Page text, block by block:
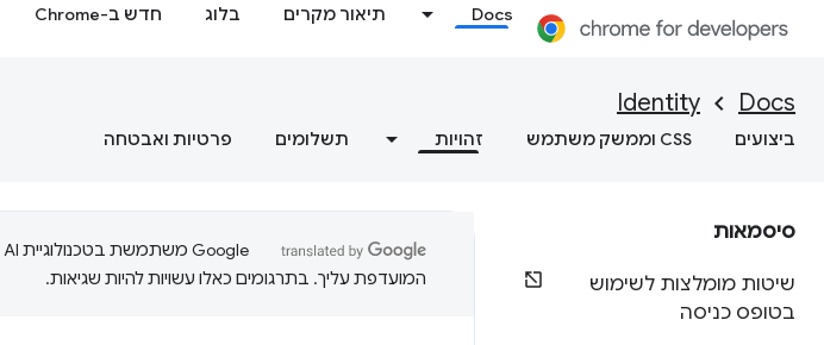
Docs תיאור מקרים בלוג חדש ב-Chrome
Docs
Identity
ביצועים CSS וממשק משתמש זהויות תשלומים פרטיות ואבטחה
סיסמאות
שיטות מומלצות לשימוש
בטופס כניסה
המועדפת עליך. בתרגומים כאלו עשויות להיות שגיאות.